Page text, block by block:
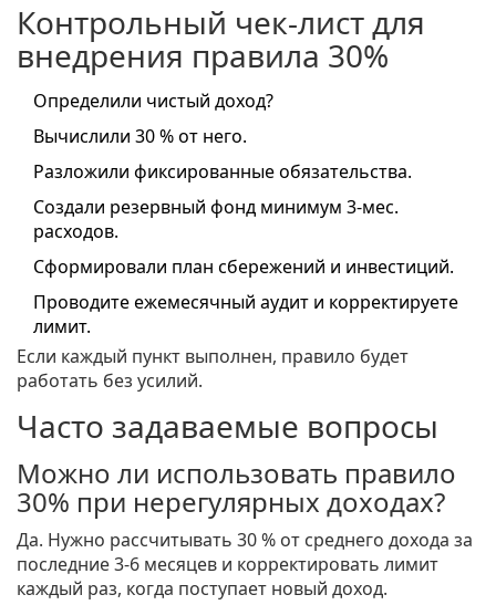
Контрольный чек‑лист для
внедрения правила 30%
Определили чистый доход?
Вычислили 30 % от него.
Разложили фиксированные обязательства.
Создали резервный фонд минимум 3‑мес.
расходов.
Сформировали план сбережений и инвестиций.
Проводите ежемесячный аудит и корректируете
лимит.
Если каждый пункт выполнен, правило будет
работать без усилий.
Часто задаваемые вопросы
Можно ли использовать правило
30% при нерегулярных доходах?
Да. Нужно рассчитывать 30 % от среднего дохода за
последние 3‑6 месяцев и корректировать лимит
каждый раз, когда поступает новый доход.